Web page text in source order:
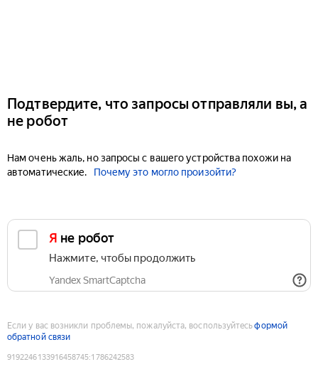
Подтвердите, что запросы отправляли вы, а
не робот
Нам очень жаль, но запросы с вашего устройства похожи на
автоматические.
Почему это могло произойти?
Я не робот
Нажмите, чтобы продолжить
Yandex SmartCaptcha
Если у вас возникли проблемы, пожалуйста, воспользуйтесьформой
обратной связи
9192246133916458745:1786242583